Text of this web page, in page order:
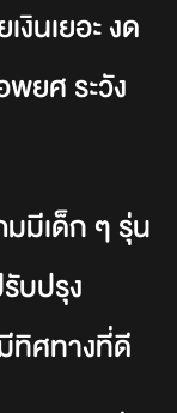
นเยอะ งด
ยศ ระวัง
มีเด็ก ๆ รุ่น
บปรุง
ทิศทางที่ดี